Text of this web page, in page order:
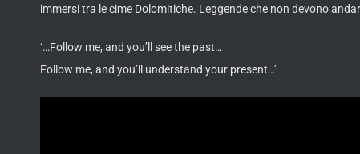
immersi tra le cime Dolomitiche. Leggende che non devono
‘…Follow me, and you’ll see the past…
Follow me, and you’ll understand your present…’